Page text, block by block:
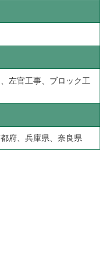
左官工事、ブロック工
府、兵庫県、奈良県